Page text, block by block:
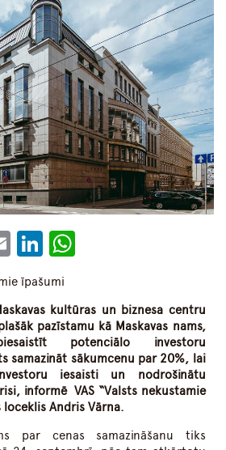
EmailLinkedIn
īpašumi
kultūras un biznesa centru
pazīstamu kā Maskavas nams,
potenciālo investoru
samazināt sākumcenu par 20%, lai
iesaisti un nodrošinātu
, informē VAS “Valsts nekustamie
loceklis Andris Vārna.
par cenas samazināšanu tiks